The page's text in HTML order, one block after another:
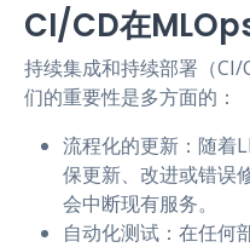
CI/CD在
持续集成和持续部署（
们的重要性是多方面的：
流程化的更新：随着
保更新、改进或错误
会中断现有服务。
自动化测试：在任何